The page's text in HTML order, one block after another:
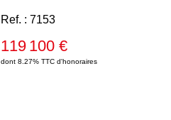
(parquet massif), salle d'eau et un
desservant deux chambres
aménageable. Sous-sol complet
Chauffage central fuel,
Ref. : 7153
119 100 €
dont 8.27% TTC d'honoraires